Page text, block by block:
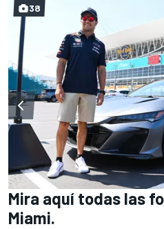
38
Mira aquí todas las
Miami.